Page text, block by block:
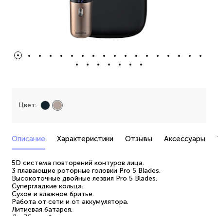
Цвет:
Описание Характеристики Отзывы Аксессуары
5D система повторений контуров лица.
3 плавающие роторные головки Pro 5 Blades.
Высокоточные двойные лезвия Pro 5 Blades.
Супергладкие кольца.
Сухое и влажное бритье.
Работа от сети и от аккумулятора.
Литиевая батарея.